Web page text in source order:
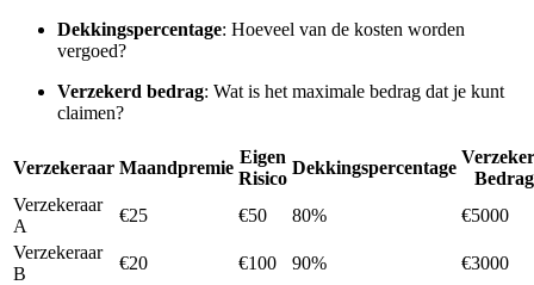
Dekkingspercentage: Hoeveel van de kosten worden
vergoed?
Verzekerd bedrag: Wat is het maximale bedrag dat je kunt
claimen?
Verzekeraar Maandpremie
Eigen
Risico
Dekkingspercentage
Bedrag
Verzekeraar
A
€25 €50 80%
€5000
Verzekeraar
B
€20 €100 90%
€3000